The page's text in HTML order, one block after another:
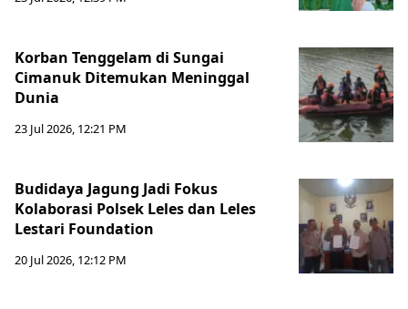
Korban Tenggelam di Sungai
Cimanuk Ditemukan Meninggal
Dunia
23 Jul 2026, 12:21 PM
Budidaya Jagung Jadi Fokus
Kolaborasi Polsek Leles dan Leles
Lestari Foundation
20 Jul 2026, 12:12 PM